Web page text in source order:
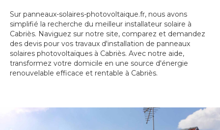
Sur panneaux-solaires-photovoltaique.fr, nous avons
simplifié la recherche du meilleur installateur solaire à
Cabriès. Naviguez sur notre site, comparez et demandez
des devis pour vos travaux d'installation de panneaux
solaires photovoltaïques à Cabriès. Avec notre aide,
transformez votre domicile en une source d'énergie
renouvelable efficace et rentable à Cabriès.